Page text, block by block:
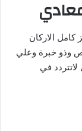
الاركان
وذو خبرة وعلي
في